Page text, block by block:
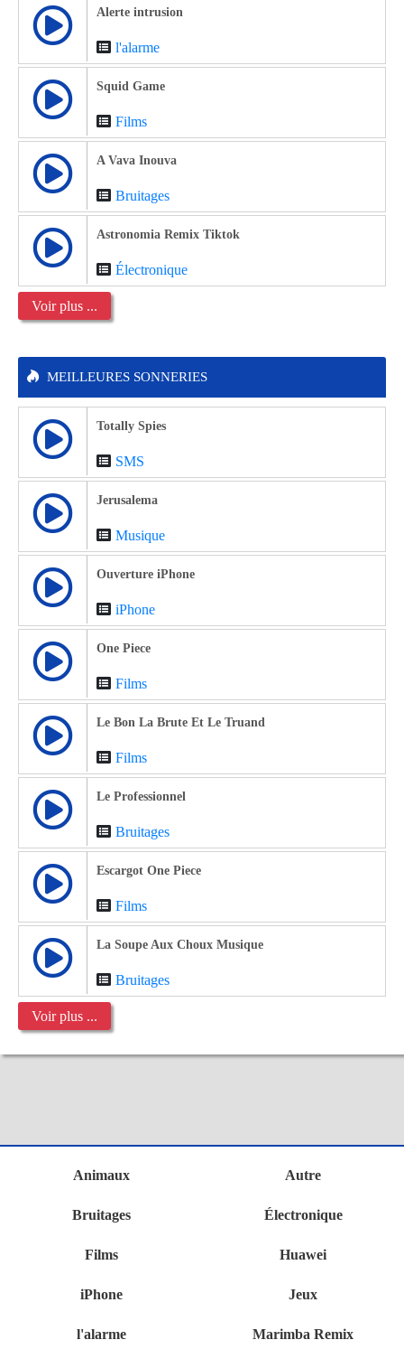
Alerte intrusion
l'alarme
Squid Game
Films
A Vava Inouva
Bruitages
Astronomia Remix Tiktok
Électronique
Voir plus ...
MEILLEURES SONNERIES
Totally Spies
SMS
Jerusalema
Musique
Ouverture iPhone
iPhone
One Piece
Films
Le Bon La Brute Et Le Truand
Films
Le Professionnel
Bruitages
Escargot One Piece
Films
La Soupe Aux Choux Musique
Bruitages
Voir plus ...
Animaux Autre
Bruitages Électronique
Films Huawei
iPhone Jeux
l'alarme Marimba Remix